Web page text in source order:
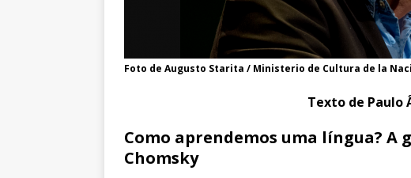
Foto de Augusto Starita / Ministerio de Cultura de la
Texto de Paulo
Como aprendemos uma língua? A
Chomsky